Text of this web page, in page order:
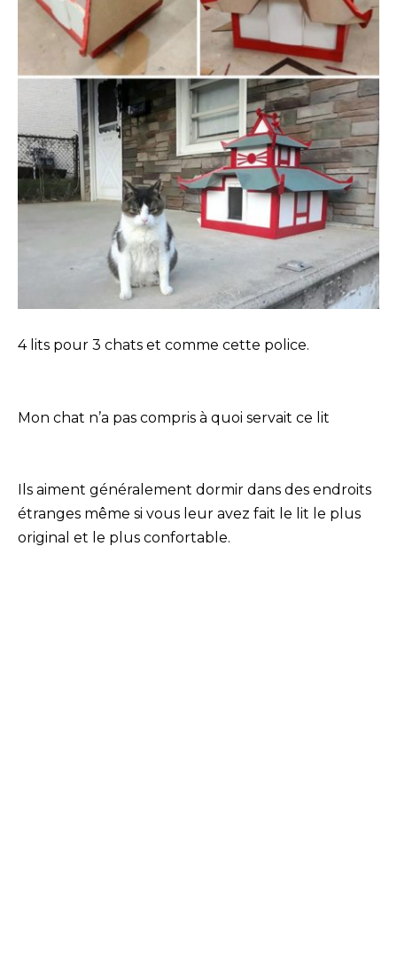
4 lits pour 3 chats et comme cette police.
Mon chat n’a pas compris à quoi servait ce lit
Ils aiment généralement dormir dans des endroits
étranges même si vous leur avez fait le lit le plus
original et le plus confortable.